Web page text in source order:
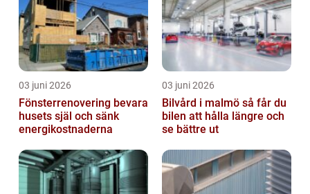
03 juni 2026
Fönsterrenovering bevara
husets själ och sänk
energikostnaderna
03 juni 2026
Bilvård i malmö så får du
bilen att hålla längre och
se bättre ut